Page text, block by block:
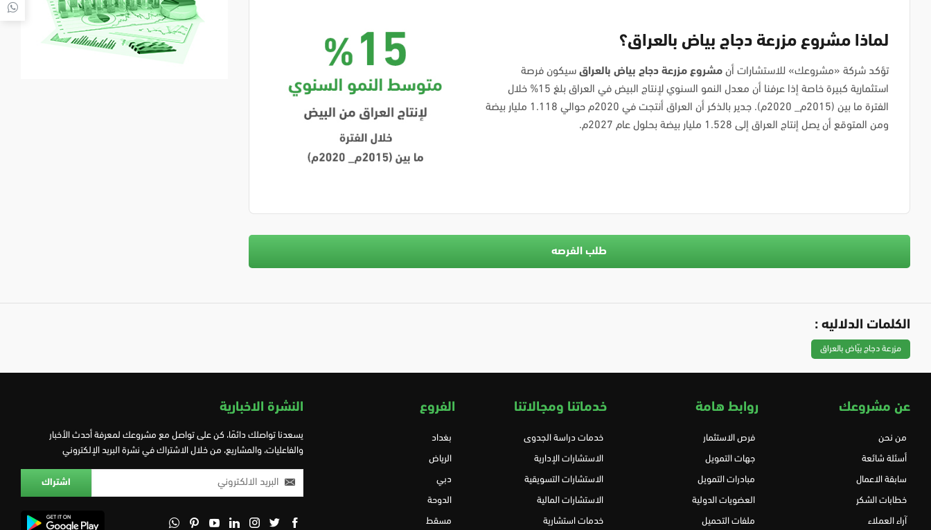
لماذا مشروع مزرعة دجاج بياض بالعراق؟
تؤكد شركة «مشروعك» للاستشارات أنمشروع مزرعة دجاج بياض بالعراق سيكون فرصة
استثمارية كبيرة خاصة إذا عرفنا أن معدل النمو السنوي لإنتاج البيض في العراق بلغ 15% خلال
الفترة ما بين (2015م_ 2020م). جدير بالذكر أن العراق أنتجت في 2020م حوالي 1.118 مليار بيضة
ومن المتوقع أن يصل إنتاج العراق إلى 1.528 مليار بيضة بحلول عام 2027م.
طلب الفرصه
الكلمات الدلاليه :
مزرعة دجاج بيّاض بالعراق
عن مشروعك
من نحن
أسئلة شائعة
سابقة الاعمال
خطابات الشكر
آراء العملاء
روابط هامة
فرص الاستثمار
جهات التمويل
مبادرات التمويل
العضويات الدولية
ملفات التحميل
خدماتنا ومجالاتنا
خدمات دراسة الجدوى
الاستشارات الإدارية
الاستشارات التسويقية
الاستشارات المالية
خدمات استشارية
الفروع
بغداد
الرياض
دبي
الدوحة
مسقط
النشرة الاخبارية
يسعدنا تواصلك دائمًا، كن على تواصل مع مشروعك لمعرفة أحدث الأخبار
والفاعليات، والمشاريع، من خلال الاشتراك في نشرة البريد الإلكتروني